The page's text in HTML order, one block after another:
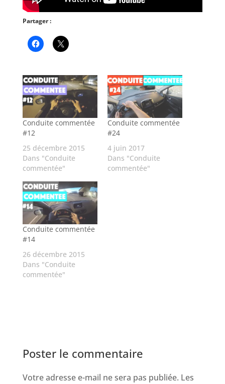
Partager :
Conduite commentée
#12
25 décembre 2015
Dans "Conduite
commentée"
Conduite commentée
#24
4 juin 2017
Dans "Conduite
commentée"
Conduite commentée
#14
26 décembre 2015
Dans "Conduite
commentée"
Poster le commentaire
Votre adresse e-mail ne sera pas publiée. Les